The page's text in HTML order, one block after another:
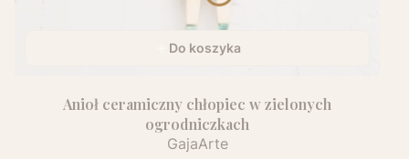
Do koszyka
Anioł ceramiczny chłopiec w zielonych
ogrodniczkach
GajaArte